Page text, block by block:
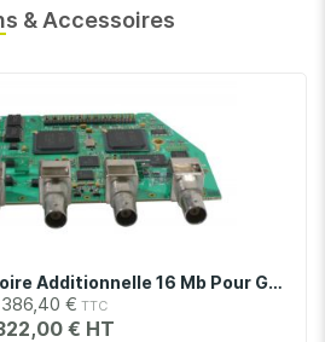
& Accessoires
33521B-MEM | Mémoire Additionnelle 16 Mb Pour Générateur De Fonctions 33521B
386,40 €
€